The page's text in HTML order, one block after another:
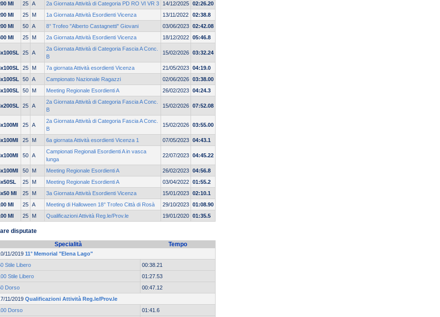
MI
25 A 2a Giornata Attività di Categoria PD RO VI VR 3 14/12/2025 02:26.20
MI
25 M 1a Giornata Attività Esordienti Vicenza 13/11/2022
02:38.8
MI
50 A 8° Trofeo "Alberto Castagnetti" Giovani 03/06/2023 02:42.08
MI
25 M 2a Giornata Attività Esordienti Vicenza 18/12/2022 05:46.8
25 A
2a Giornata Attività di Categoria Fascia A Conc.
B
15/02/2026 03:32.24
25 M 7a giornata Attività esordienti Vicenza 21/05/2023 04:19.0
50 A Campionato Nazionale Ragazzi 02/06/2026 03:38.00
50 M Meeting Regionale Esordienti A 26/02/2023 04:24.3
25 A
2a Giornata Attività di Categoria Fascia A Conc.
B
15/02/2026 07:52.08
25 A
2a Giornata Attività di Categoria Fascia A Conc.
B
15/02/2026 03:55.00
25 M 6a giornata Attività esordienti Vicenza 1 07/05/2023 04:43.1
50 A
Campionati Regionali Esordienti A in vasca
lunga
22/07/2023 04:45.22
50 M Meeting Regionale Esordienti A 26/02/2023 04:56.8
25 M Meeting Regionale Esordienti A 03/04/2022 01:55.2
MI
25 M 3a Giornata Attività Esordienti Vicenza 15/01/2023 02:10.1
MI
25 A Meeting di Halloween 18° Trofeo Città di Rosà 29/10/2023 01:08.90
MI
25 M Qualificazioni Attività Reg.le/Prov.le 19/01/2020 01:35.5
disputate
Specialità
Tempo
11/2019 11° Memorial "Elena Lago"
Stile Libero
00:38.21
Stile Libero
01:27.53
Dorso
00:47.12
11/2019 Qualificazioni Attività Reg.le/Prov.le
Dorso
01:41.6